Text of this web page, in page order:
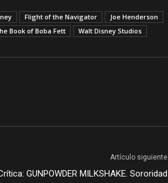
Flight of the Navigator
Joe Henderson
Book of Boba Fett Walt Disney Studios
Artículo siguiente
GUNPOWDER MILKSHAKE. Sororidad